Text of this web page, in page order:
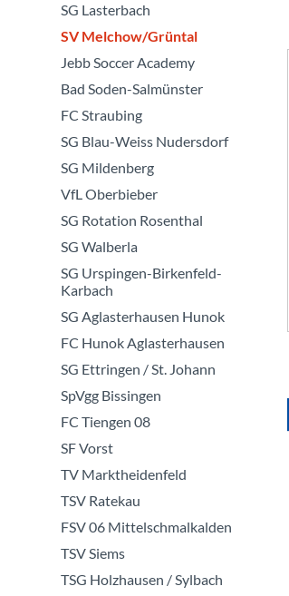
SG Lasterbach
SV Melchow/Grüntal
Jebb Soccer Academy
Bad Soden-Salmünster
FC Straubing
SG Blau-Weiss Nudersdorf
SG Mildenberg
VfL Oberbieber
SG Rotation Rosenthal
SG Walberla
SG Urspingen-Birkenfeld-
Karbach
SG Aglasterhausen Hunok
FC Hunok Aglasterhausen
SG Ettringen / St. Johann
SpVgg Bissingen
FC Tiengen 08
SF Vorst
TV Marktheidenfeld
TSV Ratekau
FSV 06 Mittelschmalkalden
TSV Siems
TSG Holzhausen / Sylbach